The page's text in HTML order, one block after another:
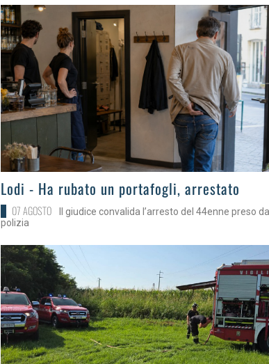
>Lodi - Ha rubato un portafogli, arrestato
07 AGOSTO
Il giudice convalida l’arresto del 44enne preso
polizia